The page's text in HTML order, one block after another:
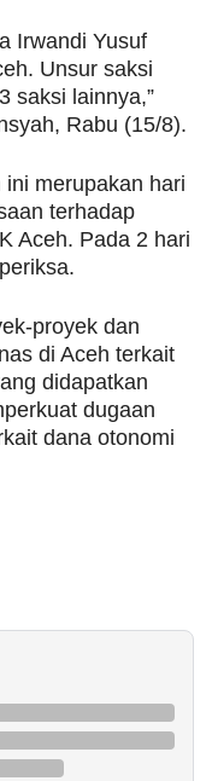
Irwandi Yusuf
Unsur saksi
saksi lainnya,”
Rabu (15/8).
merupakan hari
terhadap
Aceh. Pada 2 hari
proyek dan
di Aceh terkait
didapatkan
dugaan
dana otonomi